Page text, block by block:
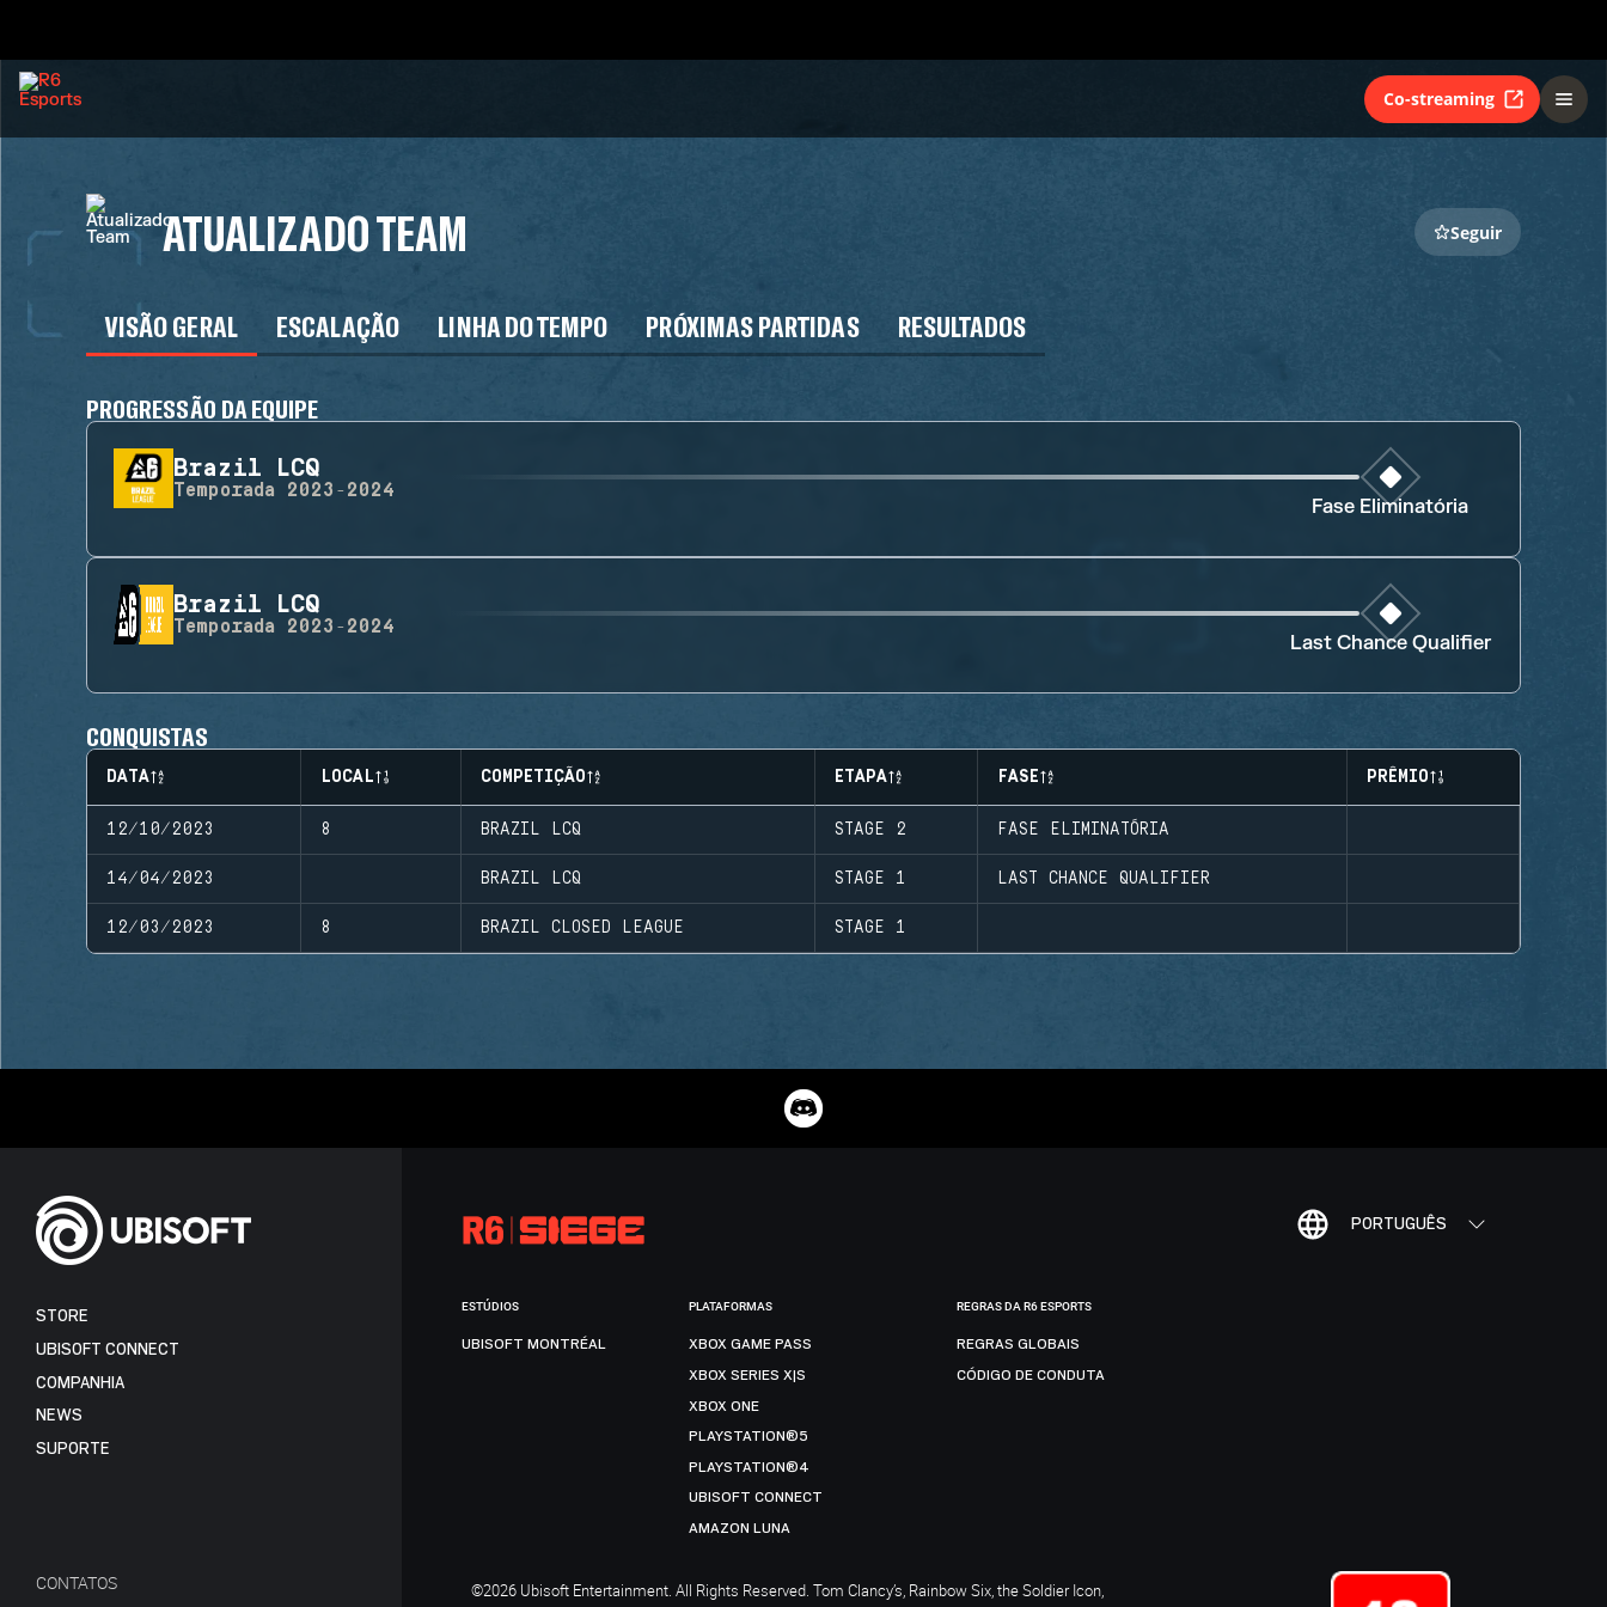
Co-streaming
ATUALIZADO TEAM Seguir
VISÃO GERAL ESCALAÇÃO LINHA DO TEMPO PRÓXIMAS PARTIDAS RESULTADOS
PROGRESSÃO DA EQUIPE
Brazil LCQ
Temporada 2023-2024
Fase Eliminatória
Brazil LCQ
Temporada 2023-2024
Last Chance Qualifier
CONQUISTAS
DATA LOCAL COMPETIÇÃO ETAPA FASE PRÊMIO
12/10/2023 8 BRAZIL LCQ STAGE 2 FASE ELIMINATÓRIA
14/04/2023 BRAZIL LCQ STAGE 1 LAST CHANCE QUALIFIER
12/03/2023 8 BRAZIL CLOSED LEAGUE STAGE 1
PORTUGUÊS
STORE
UBISOFT CONNECT
COMPANHIA
NEWS
SUPORTE
CONTATOS
ESTÚDIOS
UBISOFT MONTRÉAL
PLATAFORMAS
XBOX GAME PASS
XBOX SERIES X|S
XBOX ONE
PLAYSTATION®5
PLAYSTATION®4
UBISOFT CONNECT
AMAZON LUNA
REGRAS DA R6 ESPORTS
REGRAS GLOBAIS
CÓDIGO DE CONDUTA
©2026 Ubisoft Entertainment. All Rights Reserved. Tom Clancy’s, Rainbow Six, the Soldier Icon,